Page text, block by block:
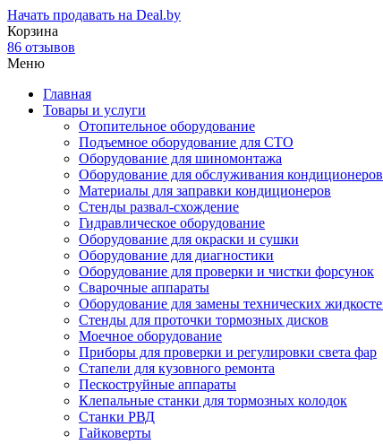
Начать продавать на Deal.by
Корзина
86 отзывов
Меню
Главная
Товары и услуги
Отопительное оборудование
Подъемное оборудование для СТО
Оборудование для шиномонтажа
Оборудование для обслуживания кондиционеров
Материалы для заправки кондиционеров
Стенды развал-схождение
Гидравлическое оборудование
Оборудование для окраски и сушки
Оборудование для диагностики
Оборудование для проверки и чистки форсунок
Сварочные аппараты
Оборудование для замены технических
Стенды для проточки тормозных дисков
Моечное оборудование
Приборы для проверки и регулировки света фар
Стапели для кузовного ремонта
Пескоструйные аппараты
Клепальные станки для тормозных колодок
Станки РВД
Гайковерты